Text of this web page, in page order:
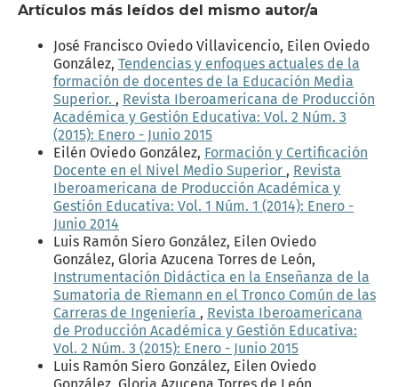
Artículos más leídos del mismo autor/a
José Francisco Oviedo Villavicencio, Eilen Oviedo
González, Tendencias y enfoques actuales de la
formación de docentes de la Educación Media
Superior. , Revista Iberoamericana de Producción
Académica y Gestión Educativa: Vol. 2 Núm. 3
(2015): Enero - Junio 2015
Eilén Oviedo González, Formación y Certificación
Docente en el Nivel Medio Superior , Revista
Iberoamericana de Producción Académica y
Gestión Educativa: Vol. 1 Núm. 1 (2014): Enero -
Junio 2014
Luis Ramón Siero González, Eilen Oviedo
González, Gloria Azucena Torres de León,
Instrumentación Didáctica en la Enseñanza de la
Sumatoria de Riemann en el Tronco Común de las
Carreras de Ingeniería , Revista Iberoamericana
de Producción Académica y Gestión Educativa:
Vol. 2 Núm. 3 (2015): Enero - Junio 2015
Luis Ramón Siero González, Eilen Oviedo